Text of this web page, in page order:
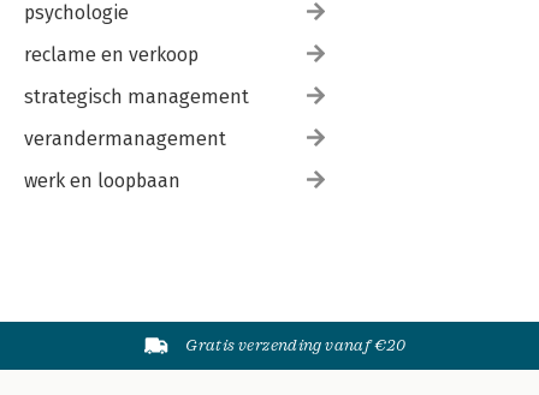
psychologie
reclame en verkoop
strategisch management
verandermanagement
werk en loopbaan
Gratis verzending vanaf €20